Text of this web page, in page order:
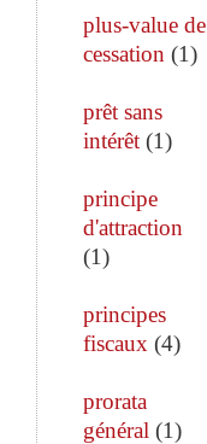
plus-value de
cessation (1)
prêt sans
intérêt (1)
principe
d'attraction
(1)
principes
fiscaux (4)
prorata
général (1)